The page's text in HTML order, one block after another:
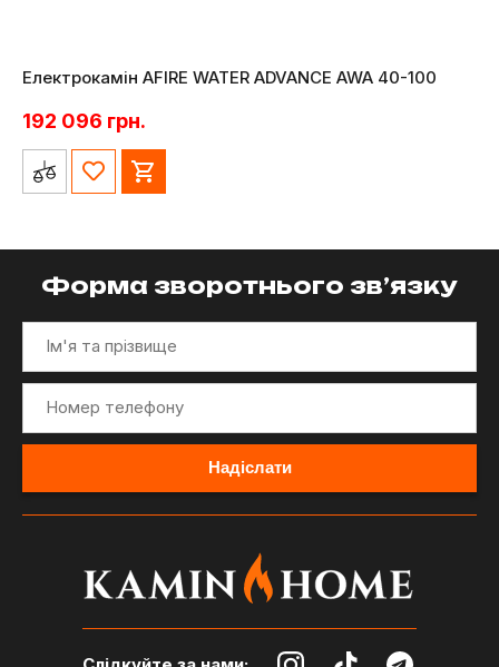
Електрокамін AFIRE WATER ADVANCE AWA 40-100
192 096 грн.
Форма зворотнього зв’язку